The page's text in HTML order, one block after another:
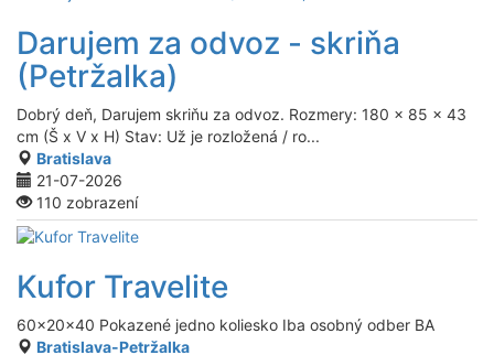
Darujem za odvoz - skriňa
(Petržalka)
Dobrý deň, Darujem skriňu za odvoz. Rozmery: 180 x 85 x 43
cm (Š x V x H) Stav: Už je rozložená / ro...
Bratislava
21-07-2026
110 zobrazení
Kufor Travelite
60x20x40 Pokazené jedno koliesko Iba osobný odber BA
Bratislava-Petržalka